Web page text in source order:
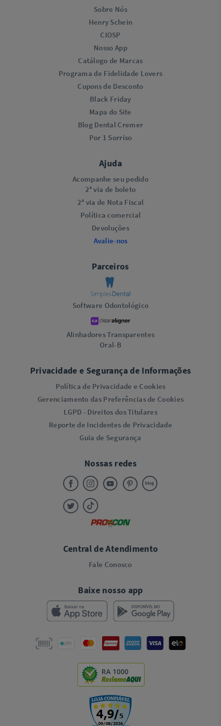
Sobre Nós
Henry Schein
CIOSP
Nosso App
Catálogo de Marcas
Programa de Fidelidade Lovers​
Cupons de Desconto
Black Friday
Mapa do Site
Blog Dental Cremer
Por 1 Sorriso
Ajuda
Acompanhe seu pedido
2ª via de boleto
2ª via de Nota Fiscal
Política comercial
Devoluções
Avalie-nos
Parceiros
Software Odontológico
Alinhadores Transparentes
Oral-B
Privacidade e Segurança de Informações
Política de Privacidade e Cookies
Gerenciamento das Preferências de Cookies
LGPD - Direitos dos Titulares
Reporte de Incidentes de Privacidade
Guia de Segurança
Nossas redes
Central de Atendimento
Fale Conosco
Baixe nosso app
RA 1000